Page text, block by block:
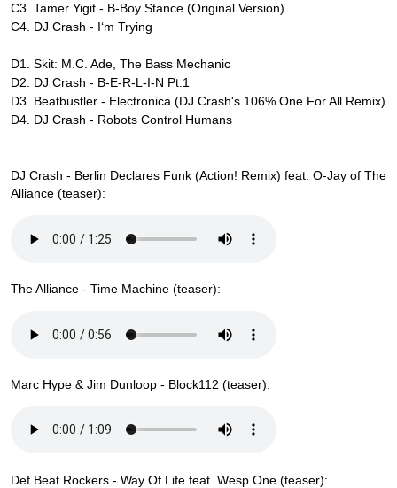
C3. Tamer Yigit - B-Boy Stance (Original Version)
C4. DJ Crash - I‘m Trying
D1. Skit: M.C. Ade, The Bass Mechanic
D2. DJ Crash - B-E-R-L-I-N Pt.1
D3. Beatbustler - Electronica (DJ Crash's 106% One For All Remix)
D4. DJ Crash - Robots Control Humans
DJ Crash - Berlin Declares Funk (Action! Remix) feat. O-Jay of The
Alliance (teaser):
The Alliance - Time Machine (teaser):
Marc Hype & Jim Dunloop - Block112 (teaser):
Def Beat Rockers - Way Of Life feat. Wesp One (teaser):